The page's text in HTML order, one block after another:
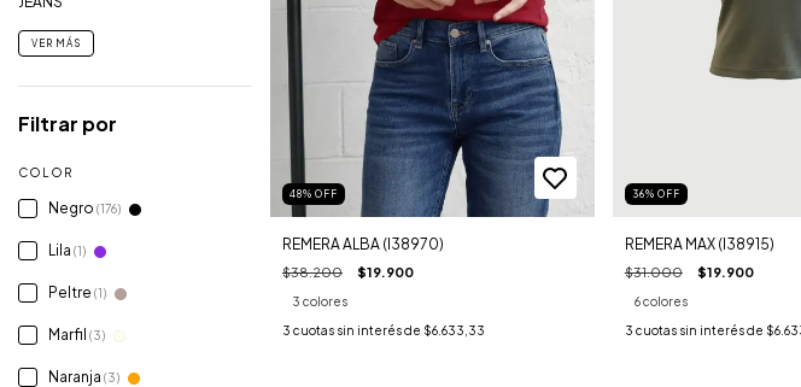
VER MÁS
Filtrar por
COLOR
Negro (176)
Lila (1)
Peltre (1)
Marfil (3)
Naranja (3)
48% OFF
REMERA ALBA (I38970)
$38.200 $19.900
3 colores
3 cuotas sin interés de $6.633,33
36% OFF
REMERA MAX (I38915)
$31.000 $19.900
6 colores
3 cuotas sin interés de